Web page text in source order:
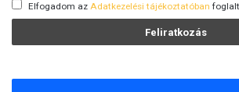
Elfogadom az Adatkezelési tájékoztatóban